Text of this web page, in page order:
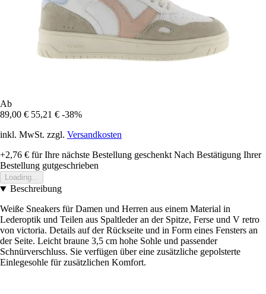
Ab
89,00 € 55,21 € -38%
inkl. MwSt. zzgl. Versandkosten
+2,76 € für Ihre nächste Bestellung geschenkt Nach Bestätigung Ihrer
Bestellung gutgeschrieben
Loading...
Beschreibung
Weiße Sneakers für Damen und Herren aus einem Material in
Lederoptik und Teilen aus Spaltleder an der Spitze, Ferse und V retro
von victoria. Details auf der Rückseite und in Form eines Fensters an
der Seite. Leicht braune 3,5 cm hohe Sohle und passender
Schnürverschluss. Sie verfügen über eine zusätzliche gepolsterte
Einlegesohle für zusätzlichen Komfort.